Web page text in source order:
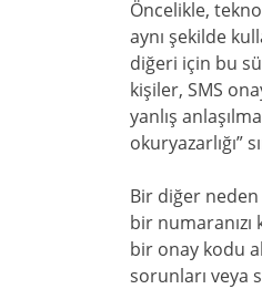
Öncelikle,
aynı şekilde
diğeri için bu
kişiler, SMS
yanlış
okuryazarlığı”
Bir diğer neden
bir numaranızı
bir onay kodu
sorunları veya